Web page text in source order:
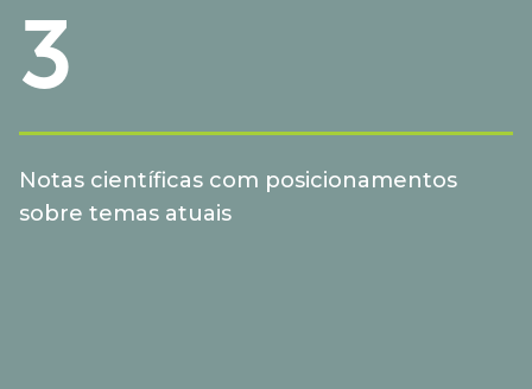
3
Notas científicas com posicionamentos
sobre temas atuais